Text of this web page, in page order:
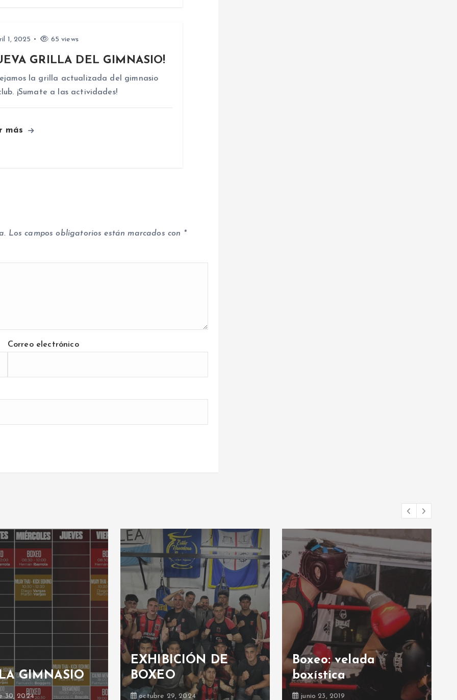
1, 2025 65 views
GRILLA DEL GIMNASIO!
la grilla actualizada del gimnasio
¡Sumate a las actividades!
más
Los campos obligatorios están marcados con *
Correo electrónico
GIMNASIO
30, 2024
EXHIBICIÓN DE
BOXEO
octubre 29, 2024
Boxeo: velada
boxística
junio 23, 2019